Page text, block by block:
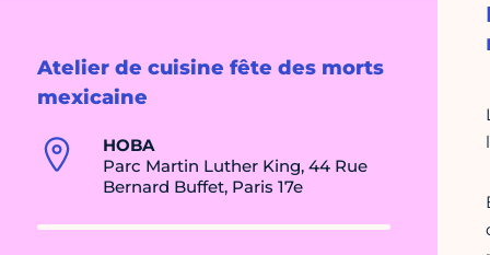
Atelier de cuisine fête des morts
mexicaine
HOBA
Parc Martin Luther King, 44 Rue
Bernard Buffet, Paris 17e